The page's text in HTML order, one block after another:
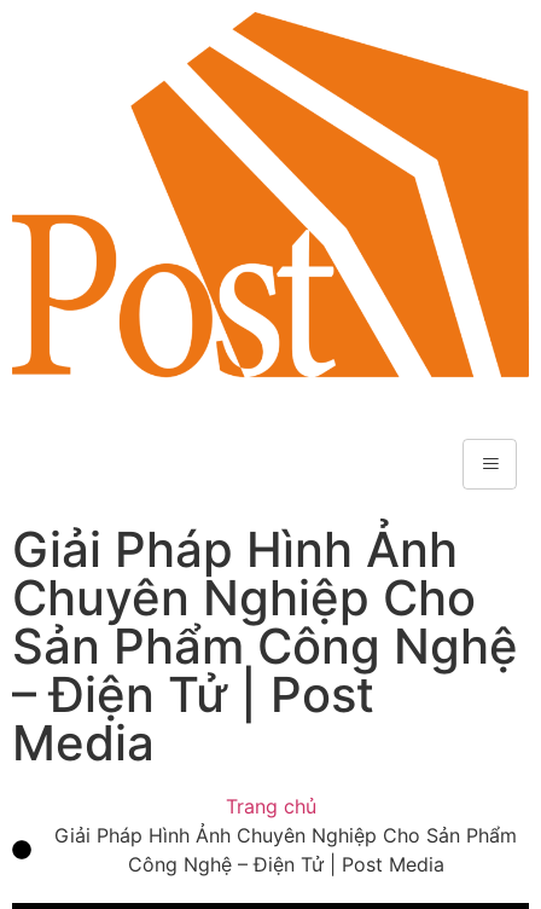
Giải Pháp Hình Ảnh
Chuyên Nghiệp Cho
Sản Phẩm Công Nghệ
– Điện Tử | Post
Media
Trang chủ
Giải Pháp Hình Ảnh Chuyên Nghiệp Cho Sản Phẩm
Công Nghệ – Điện Tử | Post Media